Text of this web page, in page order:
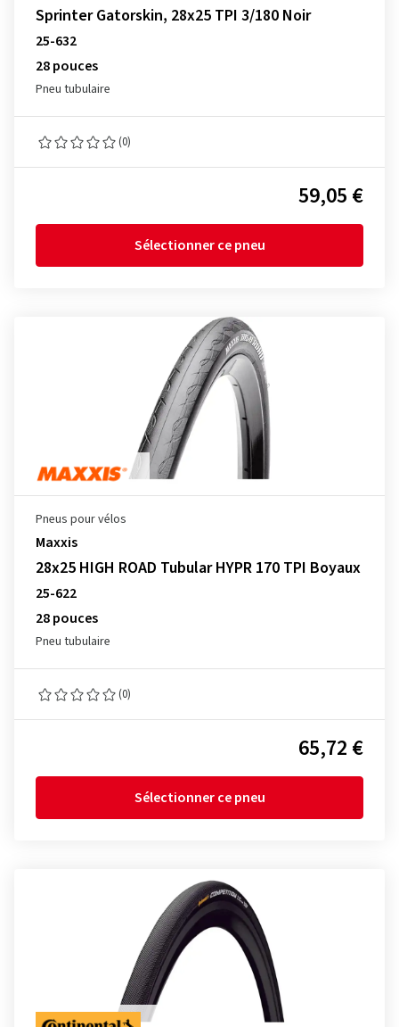
Sprinter Gatorskin, 28x25 TPI 3/180 Noir
25-632
28 pouces
Pneu tubulaire
(0)
59,05 €
Sélectionner ce pneu
Pneus pour vélos
Maxxis
28x25 HIGH ROAD Tubular HYPR 170 TPI Boyaux
25-622
28 pouces
Pneu tubulaire
(0)
65,72 €
Sélectionner ce pneu